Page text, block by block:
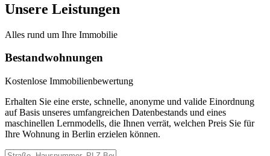
Unsere Leistungen
Alles rund um Ihre Immobilie
Bestandwohnungen
Kostenlose Immobilienbewertung
Erhalten Sie eine erste, schnelle, anonyme und valide Einordnung
auf Basis unseres umfangreichen Datenbestands und eines
maschinellen Lernmodells, die Ihnen verrät, welchen Preis Sie für
Ihre Wohnung in Berlin erzielen können.